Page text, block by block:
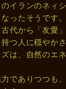
のイランのネィ
ったそうです。
代から「友愛
つ人に穏やか
は、自然のエ
でありつつも